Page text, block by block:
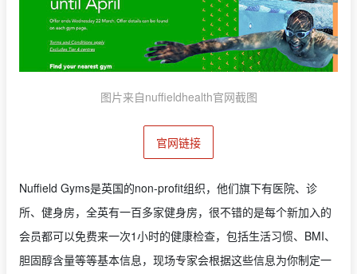
图片来自nuffieldhealth官网截图
官网链接
Nuffield Gyms是英国的non-profit组织，他们旗下有医院、诊
所、健身房，全英有一百多家健身房，很不错的是每个新加入的
会员都可以免费来一次1小时的健康检查，包括生活习惯、BMI、
胆固醇含量等等基本信息，现场专家会根据这些信息为你制定一